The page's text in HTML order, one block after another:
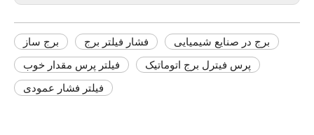
برج ساز فشار فیلتر برج
برج در صنایع شیمیایی
فیلتر پرس مقدار خوب
پرس فیترل برج اتوماتیک
فیلتر فشار عمودی